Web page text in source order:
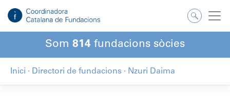
contingut
Som 814 fundacions sòcies
Inici · Directori de fundacions · Nzuri Daima